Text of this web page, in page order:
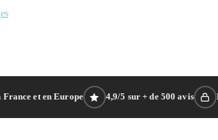
France et en Europe 4,9/5 sur + de 500 avis